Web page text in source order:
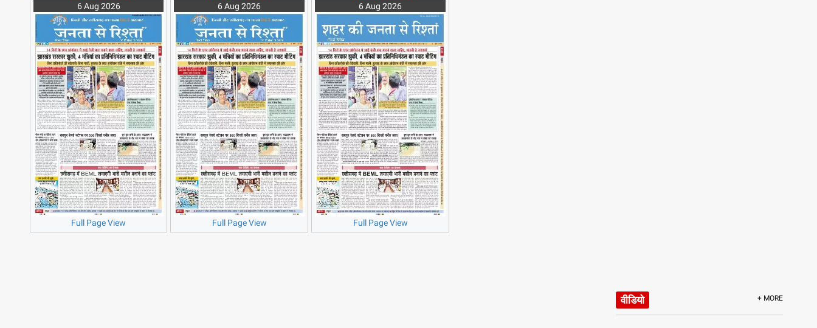
6 Aug 2026
Full Page View
6 Aug 2026
Full Page View
6 Aug 2026
Full Page View
वीडियो + MORE